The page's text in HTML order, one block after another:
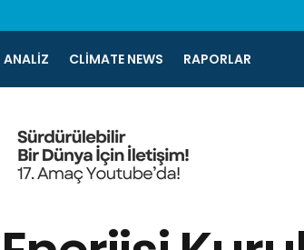
ANALIZ CLIMATE NEWS RAPORLAR